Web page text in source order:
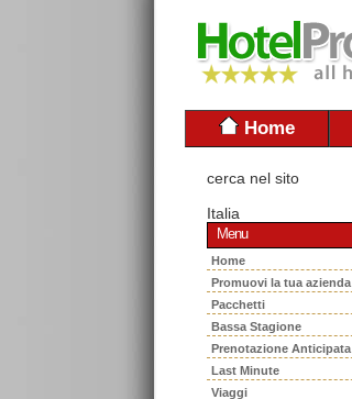
Home
cerca nel sito
Italia
Menu
Home
Promuovi la tua azienda
Pacchetti
Bassa Stagione
Prenotazione Anticipata
Last Minute
Viaggi